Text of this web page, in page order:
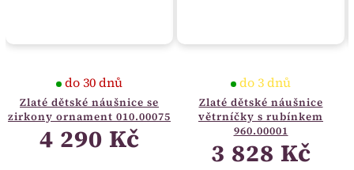
Zlaté dětské náušnice se
zirkony ornament 010.00075
do 30 dnů
4 290 Kč
Zlaté dětské náušnice
větrníčky s rubínkem
960.00001
do 3 dnů
3 828 Kč